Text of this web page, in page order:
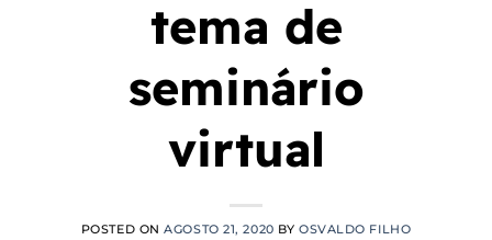
tema de
seminário
virtual
POSTED ONAGOSTO 21, 2020 BY OSVALDO FILHO